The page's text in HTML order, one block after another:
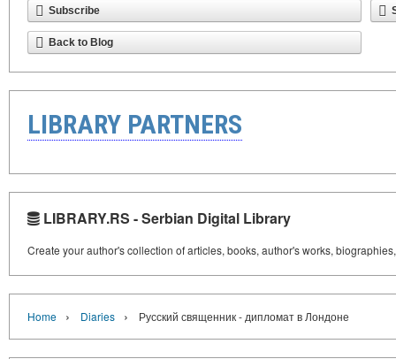
Subscribe
Back to Blog
LIBRARY PARTNERS
LIBRARY.RS - Serbian Digital Library
Create your author's collection of articles, books, author's works,
Home › Diaries › Русский священник - дипломат в Лондоне